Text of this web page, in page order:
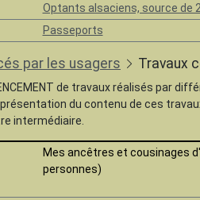
Optants alsaciens, source de
Passeports
par les usagers Travaux
de travaux réalisés par
du contenu de ces
intermédiaire.
Mes ancêtres et cousinages
personnes)